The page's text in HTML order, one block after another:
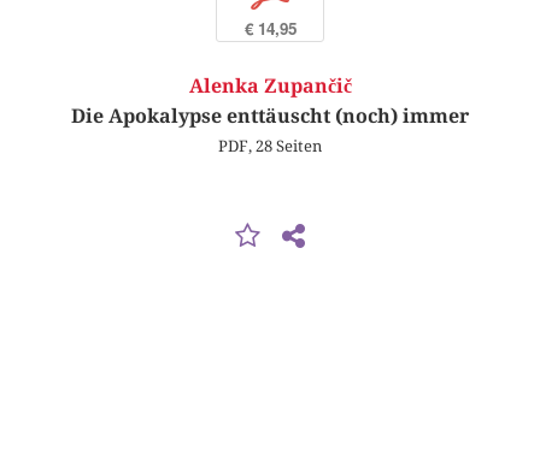
€ 14,95
Alenka Zupančič
Die Apokalypse enttäuscht (noch) immer
PDF, 28 Seiten